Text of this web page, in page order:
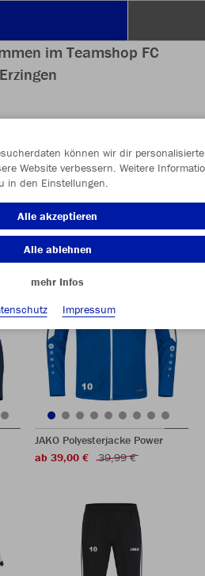
im Teamshop FC
Erzingen
Farbe
JAKO Polyesterjacke Power
ab 39,00 €
39,99 €
können wir dir personalisierte
Website verbessern. Weitere
in den Einstellungen.
Alle akzeptieren
Alle ablehnen
mehr Infos
Impressum